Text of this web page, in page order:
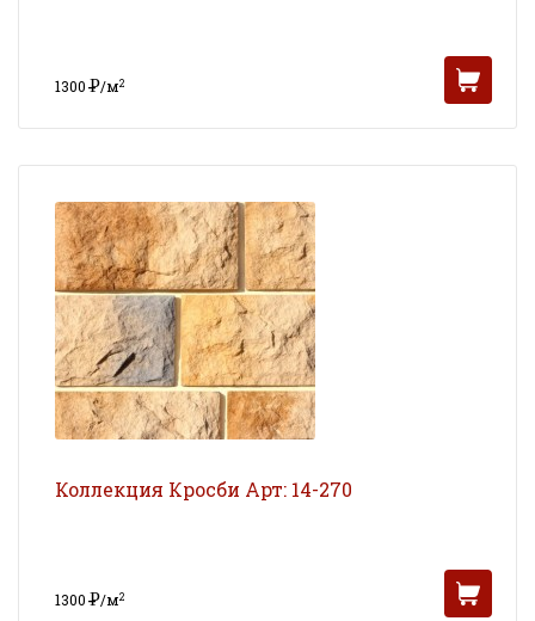
1300Р/м2
Коллекция Кросби Арт: 14-270
1300Р/м2